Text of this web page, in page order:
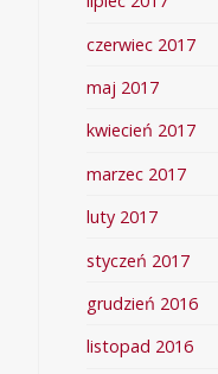
czerwiec 2017
maj 2017
kwiecień 2017
marzec 2017
luty 2017
styczeń 2017
grudzień 2016
listopad 2016